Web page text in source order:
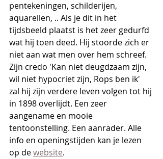
pentekeningen, schilderijen,
aquarellen, .. Als je dit in het
tijdsbeeld plaatst is het zeer gedurfd
wat hij toen deed. Hij stoorde zich er
niet aan wat men over hem schreef.
Zijn credo 'Kan niet deugdzaam zijn,
wil niet hypocriet zijn, Rops ben ik'
zal hij zijn verdere leven volgen tot hij
in 1898 overlijdt. Een zeer
aangename en mooie
tentoonstelling. Een aanrader. Alle
info en openingstijden kan je lezen
op de website.